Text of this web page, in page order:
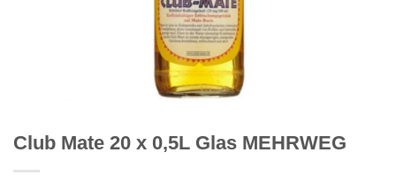
Club Mate 20 x 0,5L Glas MEHRWEG